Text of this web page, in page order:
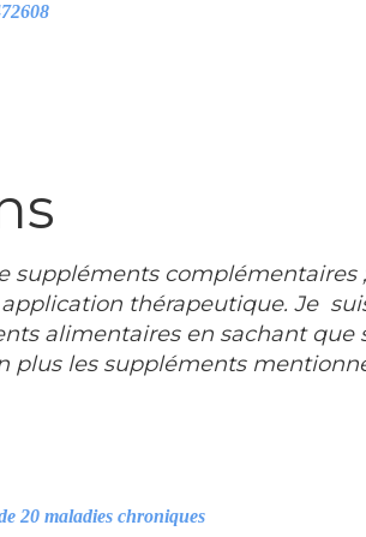
suppléments
thérapeutique. Je
alimentaires en sachant que
les suppléments
20 maladies chroniques